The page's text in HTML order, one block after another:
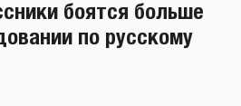
боятся больше
по русскому